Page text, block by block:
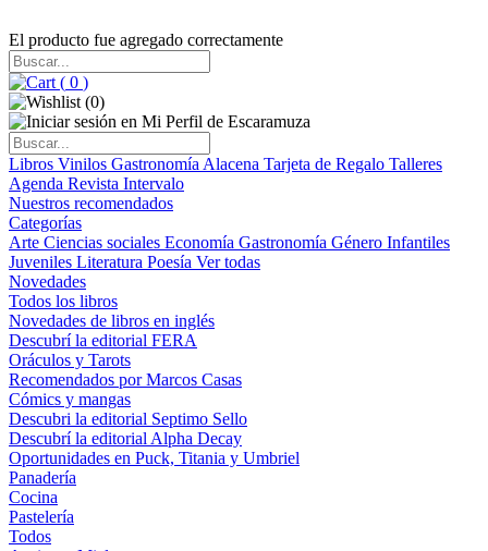
El producto fue agregado correctamente
( 0 )
(0)
Libros Vinilos Gastronomía Alacena Tarjeta de Regalo Talleres
Agenda Revista Intervalo
Nuestros recomendados
Categorías
Arte Ciencias sociales Economía Gastronomía Género Infantiles
Juveniles Literatura Poesía Ver todas
Novedades
Todos los libros
Novedades de libros en inglés
Descubrí la editorial FERA
Oráculos y Tarots
Recomendados por Marcos Casas
Cómics y mangas
Descubri la editorial Septimo Sello
Descubrí la editorial Alpha Decay
Oportunidades en Puck, Titania y Umbriel
Panadería
Cocina
Pastelería
Todos